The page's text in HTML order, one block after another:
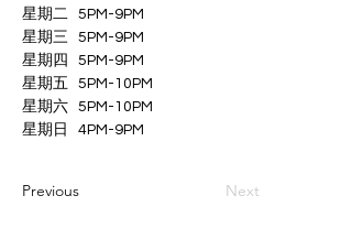
Next
Previous
星期二   5PM-9PM
星期三   5PM-9PM
星期四   5PM-9PM
星期五   5PM-10PM
星期六   5PM-10PM
星期日   4PM-9PM